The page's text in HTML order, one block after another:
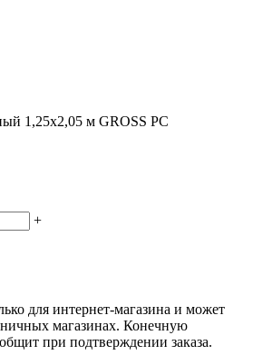
1,25х2,05 м GROSS PC
+
для интернет-магазина и может
магазинах. Конечную
при подтверждении заказа.